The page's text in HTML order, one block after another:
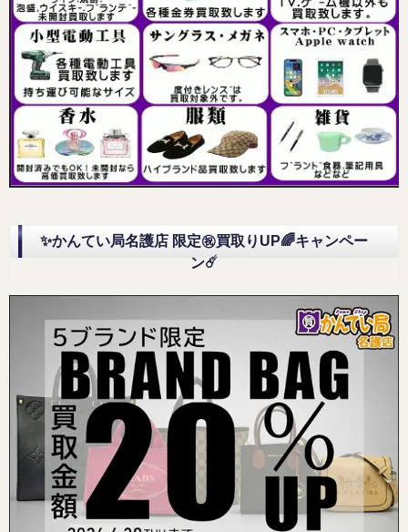
✨かんてい局名護店 限定㊗️買取りUP🌈キャンペー
ン☄️